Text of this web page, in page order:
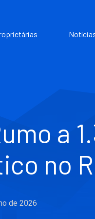
a
no
de 2026